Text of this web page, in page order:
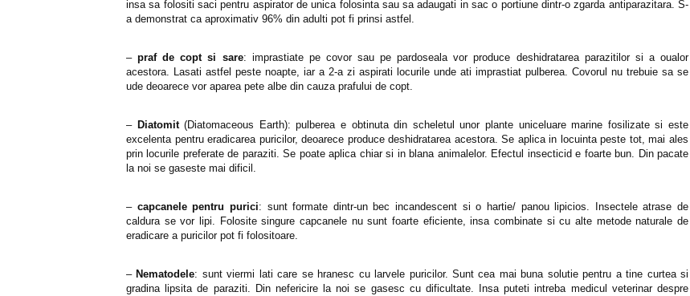
insa sa folositi saci pentru aspirator de unica folosinta sau sa adaugati in sac o portiune dintr-o zgarda antiparazitara. S-
a demonstrat ca aproximativ 96% din adulti pot fi prinsi astfel.
–praf de copt si sare: imprastiate pe covor sau pe pardoseala vor produce deshidratarea parazitilor si a oualor
acestora. Lasati astfel peste noapte, iar a 2-a zi aspirati locurile unde ati imprastiat pulberea. Covorul nu trebuie sa se
ude deoarece vor aparea pete albe din cauza prafului de copt.
– Diatomit(Diatomaceous Earth): pulberea e obtinuta din scheletul unor plante uniceluare marine fosilizate si este
excelenta pentru eradicarea puricilor, deoarece produce deshidratarea acestora. Se aplica in locuinta peste tot, mai ales
prin locurile preferate de paraziti. Se poate aplica chiar si in blana animalelor. Efectul insecticid e foarte bun. Din pacate
la noi se gaseste mai dificil.
– capcanele pentru purici: sunt formate dintr-un bec incandescent si o hartie/ panou lipicios. Insectele atrase de
caldura se vor lipi. Folosite singure capcanele nu sunt foarte eficiente, insa combinate si cu alte metode naturale de
eradicare a puricilor pot fi folositoare.
– Nematodele: sunt viermi lati care se hranesc cu larvele puricilor. Sunt cea mai buna solutie pentru a tine curtea si
gradina lipsita de paraziti. Din nefericire la noi se gasesc cu dificultate. Insa puteti intreba medicul veterinar despre